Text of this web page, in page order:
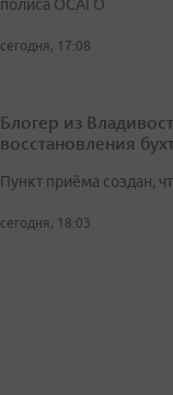
полиса ОСАГО
сегодня, 17:08
Блогер из
восстановления
Пункт приёма создан,
сегодня, 18:03